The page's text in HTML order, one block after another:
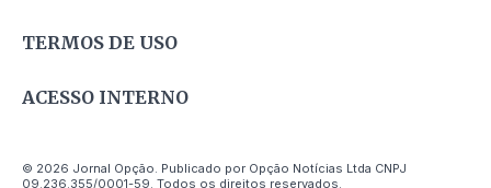
TERMOS DE USO
ACESSO INTERNO
© 2026 Jornal Opção. Publicado por Opção Notícias Ltda CNPJ
09.236.355/0001-59. Todos os direitos reservados.